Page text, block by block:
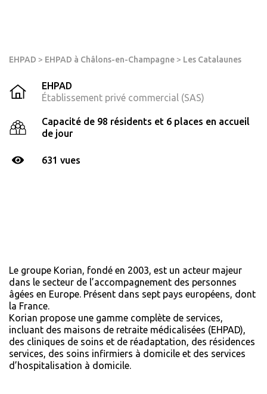
EHPAD > EHPAD à Châlons-en-Champagne > Les Catalaunes
EHPAD
Établissement privé commercial (SAS)
Capacité de 98 résidents et 6 places en accueil
de jour
631 vues
Le groupe Korian, fondé en 2003, est un acteur majeur
dans le secteur de l’accompagnement des personnes
âgées en Europe. Présent dans sept pays européens, dont
la France.
Korian propose une gamme complète de services,
incluant des maisons de retraite médicalisées (EHPAD),
des cliniques de soins et de réadaptation, des résidences
services, des soins infirmiers à domicile et des services
d’hospitalisation à domicile.